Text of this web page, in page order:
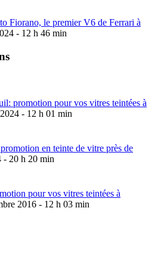
Fiorano, le premier V6 de Ferrari à
- 12 h 46 min
promotion pour vos vitres teintées à
- 12 h 01 min
en teinte de vitre près de
- 20 h 20 min
pour vos vitres teintées à
2016 - 12 h 03 min